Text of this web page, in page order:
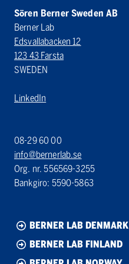
Sören Berner Sweden AB
Berner Lab
Edsvallabacken 12
123 43 Farsta
SWEDEN
LinkedIn
08-29 60 00
info@bernerlab.se
Org. nr. 556569-3255
Bankgiro: 5590-5863
BERNER LAB DENMARK
BERNER LAB FINLAND